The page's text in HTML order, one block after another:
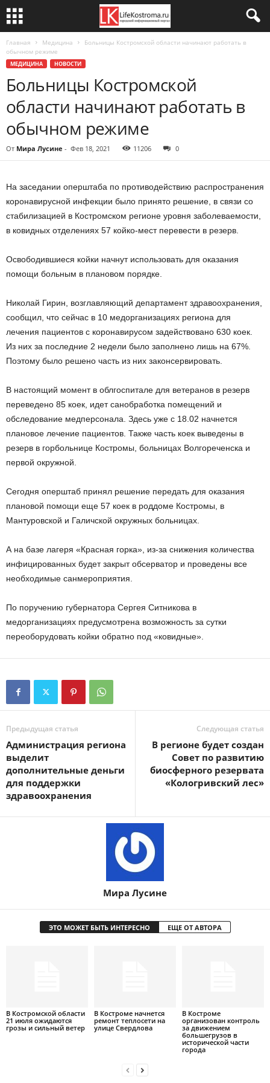
Главная Медицина
Больницы Костромской области начинают работать в
обычном режиме
МЕДИЦИНА НОВОСТИ
Больницы Костромской
области начинают работать в
обычном режиме
От Мира Лусине - Фев 18, 2021 11206 0
На заседании оперштаба по противодействию распространения
коронавирусной инфекции было принято решение, в связи со
стабилизацией в Костромском регионе уровня заболеваемости,
в ковидных отделениях 57 койко-мест перевести в резерв.
Освободившиеся койки начнут использовать для оказания
помощи больным в плановом порядке.
Николай Гирин, возглавляющий департамент здравоохранения,
сообщил, что сейчас в 10 медорганизациях региона для
лечения пациентов с коронавирусом задействовано 630 коек.
Из них за последние 2 недели было заполнено лишь на 67%.
Поэтому было решено часть из них законсервировать.
В настоящий момент в облгоспитале для ветеранов в резерв
переведено 85 коек, идет санобработка помещений и
обследование медперсонала. Здесь уже с 18.02 начнется
плановое лечение пациентов. Также часть коек выведены в
резерв в горбольнице Костромы, больницах Волгореченска и
первой окружной.
Сегодня оперштаб принял решение передать для оказания
плановой помощи еще 57 коек в роддоме Костромы, в
Мантуровской и Галичской окружных больницах.
А на базе лагеря «Красная горка», из-за снижения количества
инфицированных будет закрыт обсерватор и проведены все
необходимые санмероприятия.
По поручению губернатора Сергея Ситникова в
медорганизациях предусмотрена возможность за сутки
переоборудовать койки обратно под «ковидные».
Предыдущая статья
Администрация региона
выделит
дополнительные деньги
для поддержки
здравоохранения
Следующая статья
В регионе будет создан
Совет по развитию
биосферного резервата
«Кологривский лес»
Мира Лусине
ЭТО МОЖЕТ БЫТЬ ИНТЕРЕСНО ЕЩЕ ОТ АВТОРА
В Костромской области
21 июля ожидаются
грозы и сильный ветер
В Костроме начнется
ремонт теплосети на
улице Свердлова
В Костроме
организован контроль
за движением
большегрузов в
исторической части
города